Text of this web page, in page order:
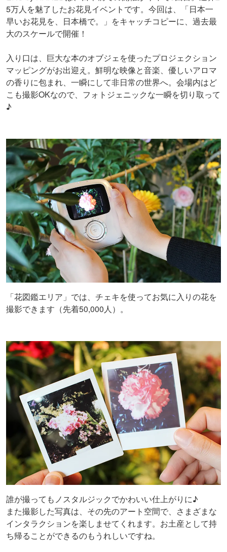
5万人を魅了したお花見イベントです。今回は、「日本一
早いお花見を、日本橋で。」をキャッチコピーに、過去最
大のスケールで開催！
入り口は、巨大な本のオブジェを使ったプロジェクション
マッピングがお出迎え。鮮明な映像と音楽、優しいアロマ
の香りに包まれ、一瞬にして非日常の世界へ。会場内はど
こも撮影OKなので、フォトジェニックな一瞬を切り取って
♪
「花図鑑エリア」では、チェキを使ってお気に入りの花を
撮影できます（先着50,000人）。
誰が撮ってもノスタルジックでかわいい仕上がりに♪
また撮影した写真は、その先のアート空間で、さまざまな
インタラクションを楽しませてくれます。お土産として持
ち帰ることができるのもうれしいですね。